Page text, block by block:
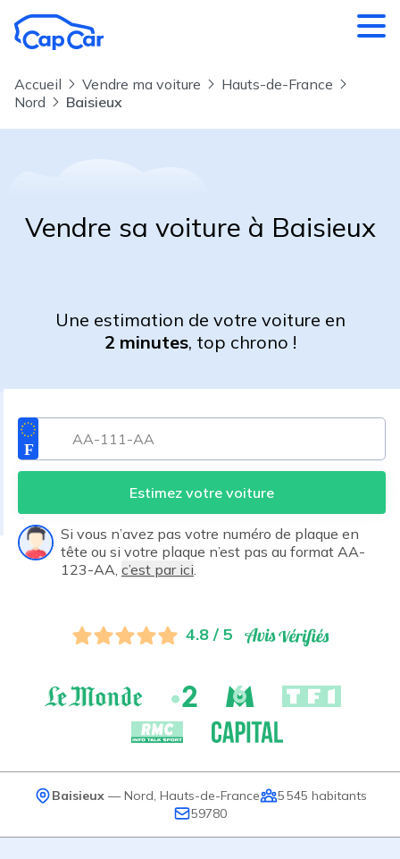
Accueil Vendre ma voiture
Hauts-de-France
Nord
Baisieux
Vendre sa voiture à Baisieux
Une estimation de votre voiture en
2 minutes, top chrono !
Estimez votre voiture
Si vous n’avez pas votre numéro de plaque en
tête ou si votre plaque n’est pas au format AA-
123-AA, c’est par ici
4.8 / 5
Baisieux— Nord Hauts-de-France 5 545 habitants
59780